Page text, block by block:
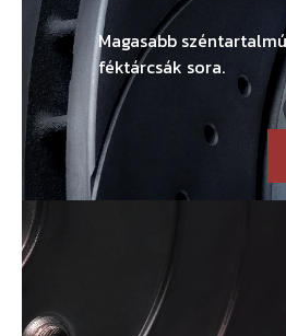
Magasabb
féktárcsák sora.